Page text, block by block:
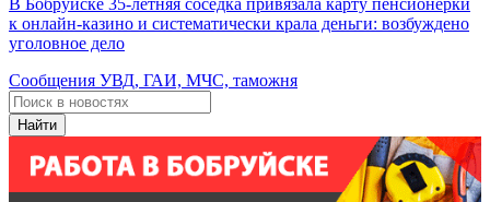
В Бобруйске 35-летняя соседка привязала карту пенсионерки
к онлайн-казино и систематически крала деньги: возбуждено
уголовное дело
Сообщения УВД, ГАИ, МЧС, таможня
Найти